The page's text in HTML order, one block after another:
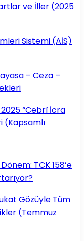
ve İller (2025
Sistemi (AİS)
– Ceza –
“Cebrî İcra
(Kapsamlı
TCK 158’e
Gözüyle Tüm
(Temmuz